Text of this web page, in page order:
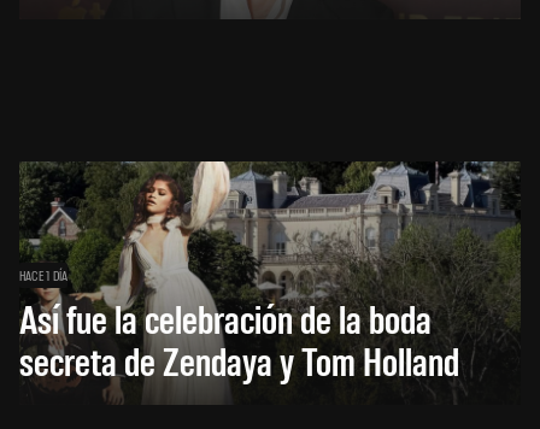
HACE 1 DÍA
Así fue la celebración de la boda
secreta de Zendaya y Tom Holland